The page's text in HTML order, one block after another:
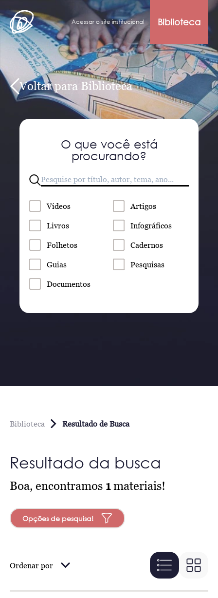
Acessar o site institucional Biblioteca
Voltar para Biblioteca
O que você está
procurando?
Vídeos Artigos
Livros Infográficos
Folhetos Cadernos
Guias Pesquisas
Documentos
Biblioteca Resultado de Busca
Resultado da busca
Boa, encontramos 1materiais!
Opções de pesquisa!
Ordenar por